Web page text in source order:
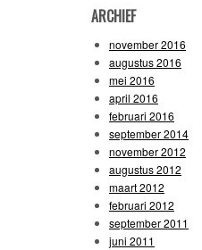
ARCHIEF
november 2016
augustus 2016
mei 2016
april 2016
februari 2016
september 2014
november 2012
augustus 2012
maart 2012
februari 2012
september 2011
juni 2011